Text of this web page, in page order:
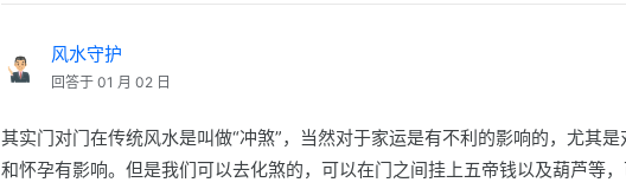
风水守护
回答于 01 月 02 日
其实门对门在传统风水是叫做“冲煞”，当然对于家运是有不利的影响的，尤其是
和怀孕有影响。但是我们可以去化煞的，可以在门之间挂上五帝钱以及葫芦等